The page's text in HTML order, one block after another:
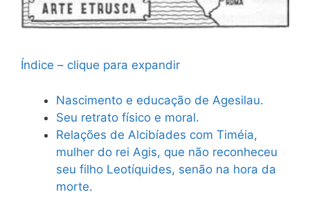
Índice – clique para expandir
Nascimento e educação de Agesilau.
Seu retrato físico e moral.
Relações de Alcibíades com Timéia,
mulher do rei Agis, que não reconheceu
seu filho Leotíquides, senão na hora da
morte.